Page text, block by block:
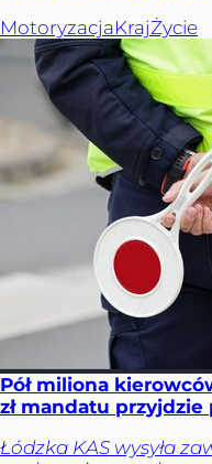
MotoryzacjaKrajŻycie
Pół miliona
zł mandatu przyjdzie
Łódzka KAS wysyła